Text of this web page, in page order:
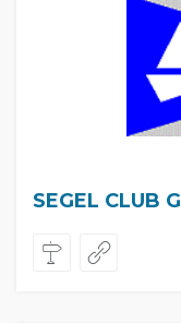
SEGEL CLUB